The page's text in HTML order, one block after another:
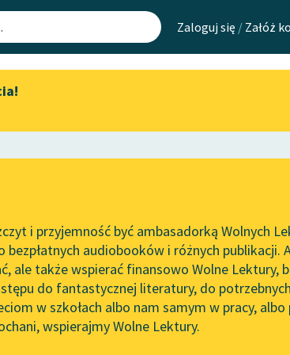
Zaloguj się / Załóż
spotkanie
na 32.
Festivalu
Chatterley”
Wolnych
– „Marzenie
Mapa Wolnych Lektur
Leśmianator
API
OAI-PMH
Widget Wolnych Lektur
i przyjemność być ambasadorką Wolnych
audiobooków i różnych publikacji.
ale także wspierać finansowo Wolne Lektury,
do fantastycznej literatury, do
w szkołach albo nam samym w pracy,
wspierajmy Wolne Lektury.